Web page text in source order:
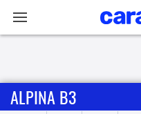
Accueil
ALPINA B3